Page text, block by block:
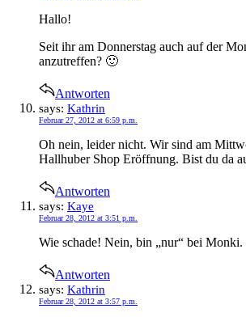
Hallo!
Seit ihr am Donnerstag auch auf der
anzutreffen? 🙂
Antworten
says: Kathrin
Februar 27, 2012 at 6:59 p.m.
Oh nein, leider nicht. Wir sind am
Hallhuber Shop Eröffnung. Bist du da
Antworten
says: Kaye
Februar 28, 2012 at 3:51 p.m.
Wie schade! Nein, bin „nur“ bei Monki.
Antworten
says: Kathrin
Februar 28, 2012 at 3:57 p.m.